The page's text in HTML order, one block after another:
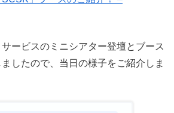
サービスのミニシアター登壇とブース
したので、当日の様子をご紹介しま